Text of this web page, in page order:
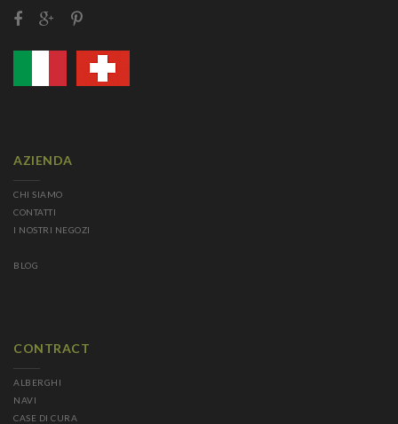
AZIENDA
CHI SIAMO
CONTATTI
I NOSTRI NEGOZI
BLOG
CONTRACT
ALBERGHI
NAVI
CASE DI CURA